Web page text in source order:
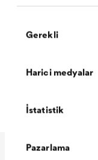
Seçimi
Gerekli
Harici medyalar
İstatistik
Pazarlama
yapıştırıp
Uygulandığı anda